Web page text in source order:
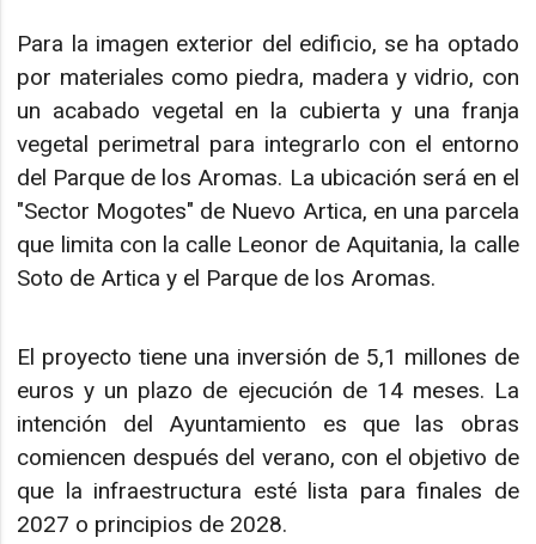
Para la imagen exterior del edificio, se ha optado
por materiales como piedra, madera y vidrio, con
un acabado vegetal en la cubierta y una franja
vegetal perimetral para integrarlo con el entorno
del Parque de los Aromas. La ubicación será en el
"Sector Mogotes" de Nuevo Artica, en una parcela
que limita con la calle Leonor de Aquitania, la calle
Soto de Artica y el Parque de los Aromas.
El proyecto tiene una inversión de 5,1 millones de
euros y un plazo de ejecución de 14 meses. La
intención del Ayuntamiento es que las obras
comiencen después del verano, con el objetivo de
que la infraestructura esté lista para finales de
2027 o principios de 2028.